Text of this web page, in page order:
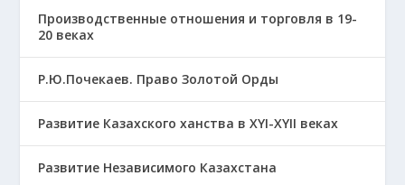
Производственные отношения и торговля в 19-
20 веках
Р.Ю.Почекаев. Право Золотой Орды
Развитие Казахского ханства в ХҮІ-ХҮІІ веках
Развитие Независимого Казахстана